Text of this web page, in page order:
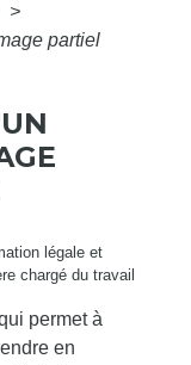
>
partiel
légale et
chargé du travail
permet à
en